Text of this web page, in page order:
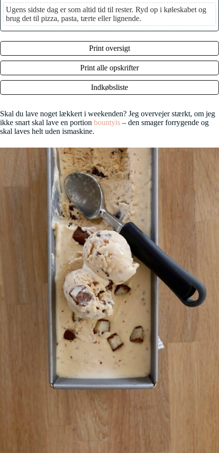
Ugens sidste dag er som altid tid til rester. Ryd op i køleskabet og
brug det til pizza, pasta, tærte eller lignende.
Print oversigt
Print alle opskrifter
Indkøbsliste
Skal du lave noget lækkert i weekenden? Jeg overvejer stærkt, om jeg
ikke snart skal lave en portion bountyis – den smager forrygende og
skal laves helt uden ismaskine.